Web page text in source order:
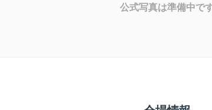
公式写真は準備中で